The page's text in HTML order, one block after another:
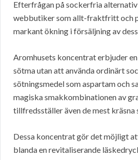
Efterfrågan på sockerfria alternativ
webbutiker som allt-fraktfritt och
markant ökning i försäljning av
Aromhusets koncentrat erbjuder
sötma utan att använda ordinärt
sötningsmedel som aspartam och
magiska smakkombinationen av
tillfredsställer även de mest kräsna
Dessa koncentrat gör det möjligt
blanda en revitaliserande